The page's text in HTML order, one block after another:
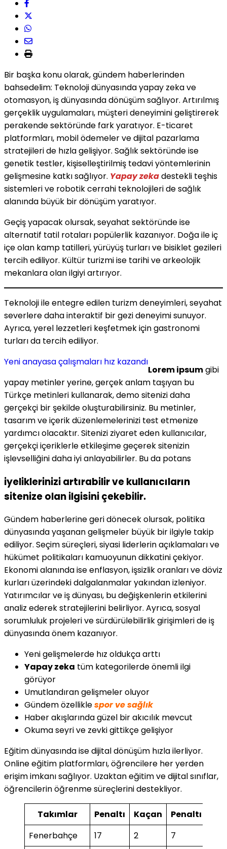
Bir başka konu olarak, gündem haberlerinden
bahsedelim: Teknoloji dünyasında yapay zeka ve
otomasyon, iş dünyasında dönüşüm sağlıyor. Artırılmış
gerçeklik uygulamaları, müşteri deneyimini geliştirerek
perakende sektöründe fark yaratıyor. E-ticaret
platformları, mobil ödemeler ve dijital pazarlama
stratejileri de hızla gelişiyor. Sağlık sektöründe ise
genetik testler, kişiselleştirilmiş tedavi yöntemlerinin
gelişmesine katkı sağlıyor. Yapay zekadestekli teşhis
sistemleri ve robotik cerrahi teknolojileri de sağlık
alanında büyük bir dönüşüm yaratıyor.
Geçiş yapacak olursak, seyahat sektöründe ise
alternatif tatil rotaları popülerlik kazanıyor. Doğa ile iç
içe olan kamp tatilleri, yürüyüş turları ve bisiklet gezileri
tercih ediliyor. Kültür turizmi ise tarihi ve arkeolojik
mekanlara olan ilgiyi artırıyor.
Teknoloji ile entegre edilen turizm deneyimleri, seyahat
severlere daha interaktif bir gezi deneyimi sunuyor.
Ayrıca, yerel lezzetleri keşfetmek için gastronomi
turları da tercih ediliyor.
Yeni anayasa çalışmaları hız kazandı
Lorem ipsumgibi
yapay metinler yerine, gerçek anlam taşıyan bu
Türkçe metinleri kullanarak, demo sitenizi daha
gerçekçi bir şekilde oluşturabilirsiniz. Bu metinler,
tasarım ve içerik düzenlemelerinizi test etmenize
yardımcı olacaktır. Sitenizi ziyaret eden kullanıcılar,
gerçekçi içeriklerle etkileşime geçerek sitenizin
işlevselliğini daha iyi anlayabilirler. Bu da potans
iyeliklerinizi artırabilir ve kullanıcıların
sitenize olan ilgisini çekebilir.
Gündem haberlerine geri dönecek olursak, politika
dünyasında yaşanan gelişmeler büyük bir ilgiyle takip
ediliyor. Seçim süreçleri, siyasi liderlerin açıklamaları ve
hükümet politikaları kamuoyunun dikkatini çekiyor.
Ekonomi alanında ise enflasyon, işsizlik oranları ve döviz
kurları üzerindeki dalgalanmalar yakından izleniyor.
Yatırımcılar ve iş dünyası, bu değişkenlerin etkilerini
analiz ederek stratejilerini belirliyor. Ayrıca, sosyal
sorumluluk projeleri ve sürdürülebilirlik girişimleri de iş
dünyasında önem kazanıyor.
Yeni gelişmelerde hız oldukça arttı
Yapay zeka tüm kategorilerde önemli ilgi
görüyor
Umutlandıran gelişmeler oluyor
Gündem özelliklespor ve sağlık
Haber akışlarında güzel bir akıcılık mevcut
Okuma seyri ve zevki gittikçe gelişiyor
Eğitim dünyasında ise dijital dönüşüm hızla ilerliyor.
Online eğitim platformları, öğrencilere her yerden
erişim imkanı sağlıyor. Uzaktan eğitim ve dijital sınıflar,
öğrencilerin öğrenme süreçlerini destekliyor.
Takımlar Penaltı Kaçan Penaltı
Fenerbahçe
17 2 7